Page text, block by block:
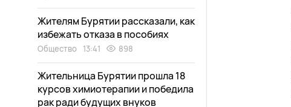
Жителям Бурятии рассказали, как
избежать отказа в пособиях
Общество 13:41 898
Жительница Бурятии прошла 18
курсов химиотерапии и победила
рак ради будущих внуков